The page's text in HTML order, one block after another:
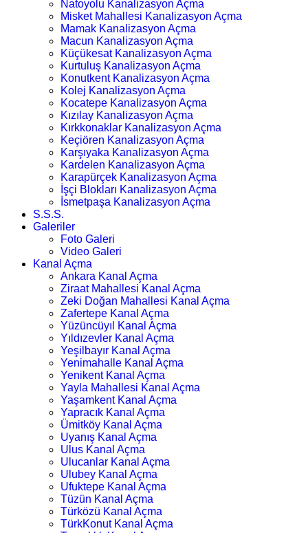
Natoyolu Kanalizasyon Açma
Misket Mahallesi Kanalizasyon Açma
Mamak Kanalizasyon Açma
Macun Kanalizasyon Açma
Küçükesat Kanalizasyon Açma
Kurtuluş Kanalizasyon Açma
Konutkent Kanalizasyon Açma
Kolej Kanalizasyon Açma
Kocatepe Kanalizasyon Açma
Kızılay Kanalizasyon Açma
Kırkkonaklar Kanalizasyon Açma
Keçiören Kanalizasyon Açma
Karşıyaka Kanalizasyon Açma
Kardelen Kanalizasyon Açma
Karapürçek Kanalizasyon Açma
İşçi Blokları Kanalizasyon Açma
İsmetpaşa Kanalizasyon Açma
S.S.S.
Galeriler
Foto Galeri
Video Galeri
Kanal Açma
Ankara Kanal Açma
Ziraat Mahallesi Kanal Açma
Zeki Doğan Mahallesi Kanal Açma
Zafertepe Kanal Açma
Yüzüncüyıl Kanal Açma
Yıldızevler Kanal Açma
Yeşilbayır Kanal Açma
Yenimahalle Kanal Açma
Yenikent Kanal Açma
Yayla Mahallesi Kanal Açma
Yaşamkent Kanal Açma
Yapracık Kanal Açma
Ümitköy Kanal Açma
Uyanış Kanal Açma
Ulus Kanal Açma
Ulucanlar Kanal Açma
Ulubey Kanal Açma
Ufuktepe Kanal Açma
Tüzün Kanal Açma
Türközü Kanal Açma
TürkKonut Kanal Açma